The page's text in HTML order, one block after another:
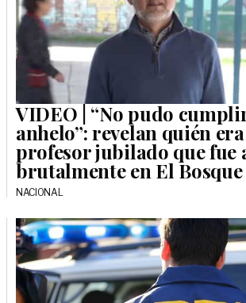
VIDEO | “No pudo
anhelo”: revelan quién
profesor jubilado que fue
brutalmente en El Bosque
NACIONAL